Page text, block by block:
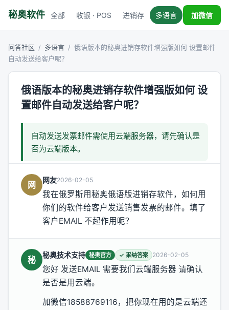
秘奥软件 全部 收银 · POS 进销存 多语言 税务对接
加微信
问答社区 / 多语言 / 俄语版本的秘奥进销存软件增强版如何 设置邮件
自动发送给客户呢？
俄语版本的秘奥进销存软件增强版如何 设
置邮件自动发送给客户呢？
自动发送发票邮件需使用云端服务器，请先确认是
否为云端版本。
网 网友2026-02-05
我在俄罗斯用秘奥俄语版进销存软件，如何用
你们的软件给客户发送销售发票的邮件。填了
客户EMAIL 不起作用呢？
秘 秘奥技术支持 秘奥官方 ✓ 采纳答案 2026-02-05
您好 发送EMAIL 需要我们云端服务器 请确认
是否是用云端。
加微信18588769116，把你现在用的是云端还